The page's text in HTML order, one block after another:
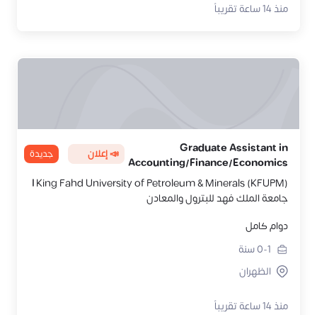
منذ 14 ساعة تقريباً
Graduate Assistant in
Accounting/Finance/Economics
📣 إعلان جديدة
King Fahd University of Petroleum & Minerals (KFUPM) |
جامعة الملك فهد للبترول والمعادن
دوام كامل
0-1سنة
الظهران
منذ 14 ساعة تقريباً